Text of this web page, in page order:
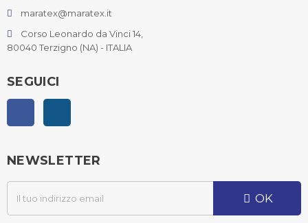
maratex@maratex.it
Corso Leonardo da Vinci 14,
80040 Terzigno (NA) - ITALIA
SEGUICI
NEWSLETTER
OK